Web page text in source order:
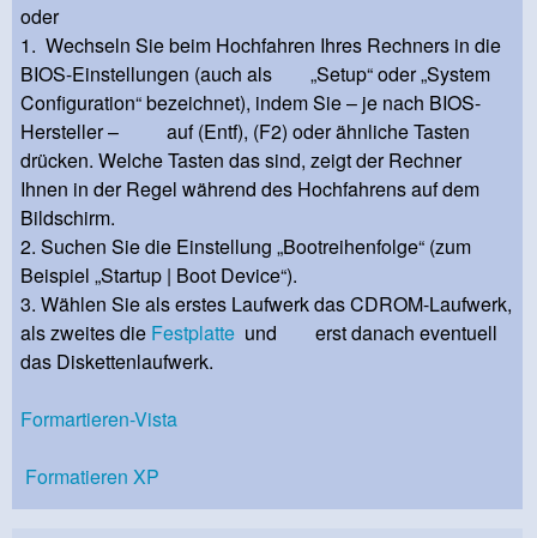
oder
1. Wechseln Sie beim Hochfahren Ihres Rechners in die
BIOS-Einstellungen (auch als „Setup“ oder „System
Configuration“ bezeichnet), indem Sie – je nach BIOS-
Hersteller – auf (Entf), (F2) oder ähnliche Tasten
drücken. Welche Tasten das sind, zeigt der Rechner
Ihnen in der Regel während des Hochfahrens auf dem
Bildschirm.
2. Suchen Sie die Einstellung „Bootreihenfolge“ (zum
Beispiel „Startup | Boot Device“).
3. Wählen Sie als erstes Laufwerk das CDROM-Laufwerk,
als zweites die Festplatte und erst danach eventuell
das Diskettenlaufwerk.
Formartieren-Vista
Formatieren XP